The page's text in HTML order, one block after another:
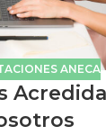
ANECA